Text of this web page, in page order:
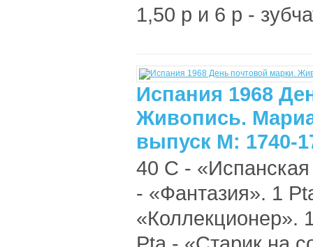
1,50 р и 6 р -
Испания 1968
Живопись.
выпуск М: 1740-
40 C -
- «Фантазия». 1
«Коллекционер».